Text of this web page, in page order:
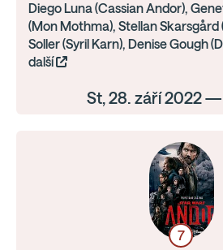
Diego Luna (Cassian Andor),
(Mon Mothma), Stellan Skarsgård
Soller (Syril Karn), Denise Gough
další
St, 28. září 2022 —
7